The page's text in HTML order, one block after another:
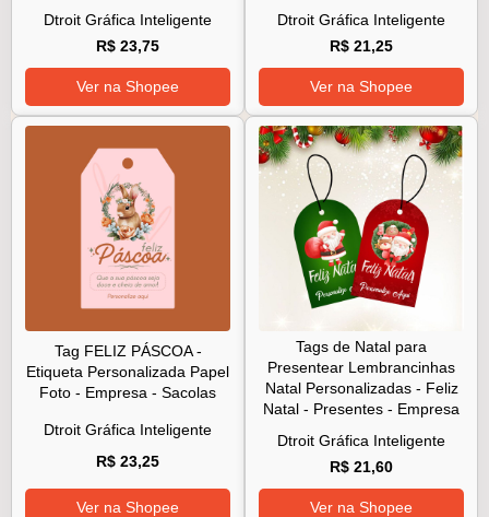
Dtroit Gráfica Inteligente
R$ 23,75
Ver na Shopee
Dtroit Gráfica Inteligente
R$ 21,25
Ver na Shopee
Tag FELIZ PÁSCOA -
Etiqueta Personalizada Papel
Foto - Empresa - Sacolas
Dtroit Gráfica Inteligente
R$ 23,25
Ver na Shopee
Tags de Natal para
Presentear Lembrancinhas
Natal Personalizadas - Feliz
Natal - Presentes - Empresa
Dtroit Gráfica Inteligente
R$ 21,60
Ver na Shopee